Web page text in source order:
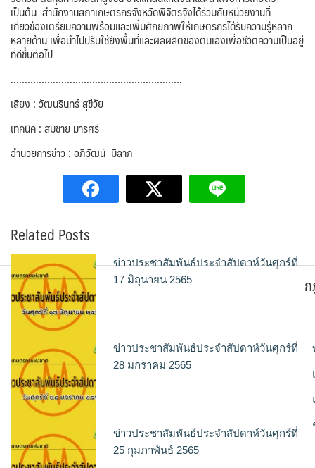
เป็นต้น สำนักงานสภาเกษตรกรจังหวัดพิจิตรจึงได้ร่วมกับหน่วยงานที่
เกี่ยวข้องเตรียมความพร้อมและเพิ่มศักยภาพให้เกษตรกรได้รับความรู้หลาก
หลายด้าน เพื่อนำไปปรับใช้ยังพื้นที่และผลผลิตของตนเองเพื่อชีวิตความเป็นอยู่
ที่ดีขึ้นต่อไป
…………………………………………………….
เสียง : วัฒนรินทร์ สุขีวัย
เทคนิค : สมชาย มารศรี
อำนวยการข่าว : อภิวัฒน์ มีลาภ
Related Posts
ข่าวประชาสัมพันธ์ประจำสัปดาห์วันศุกร์ที่
17 มิถุนายน 2565
ข่าวประชาสัมพันธ์ประจำสัปดาห์วันศุกร์ที่
28 มกราคม 2565
ข่าวประชาสัมพันธ์ประจำสัปดาห์วันศุกร์ที่
25 กุมภาพันธ์ 2565